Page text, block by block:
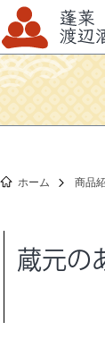
ホーム 商品
蔵元の